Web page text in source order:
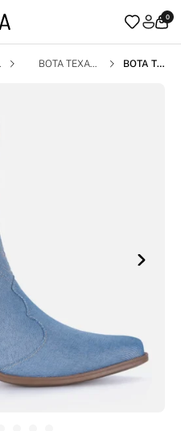
0
BOTA TEXAN
BOTA TE